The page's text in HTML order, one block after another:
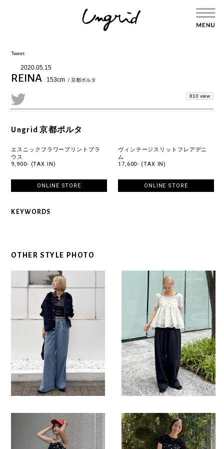
Tweet
2020.05.15
REINA 153cm / 京都ポルタ
810 view
Ungrid 京都ポルタ
エスニックフラワープリントブラ
ウス
9,900- (TAX IN)
ONLINE STORE
ヴィンテージスリットフレアデニ
ム
17,600- (TAX IN)
ONLINE STORE
KEYWORDS
OTHER STYLE PHOTO